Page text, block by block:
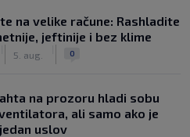
na velike račune: Rashladite
jeftinije i bez klime
5. aug. 0
na prozoru hladi sobu
ali samo ako je
uslov